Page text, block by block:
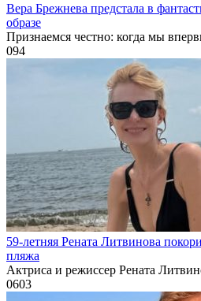
Вера Брежнева предстала в
образе
Признаемся честно: когда мы
094
59-летняя Рената Литвинова
пляжа
Актриса и режиссер Рената
0603